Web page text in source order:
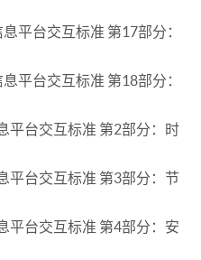
平台交互标准 第17部分：
平台交互标准 第18部分：
平台交互标准 第2部分：时
平台交互标准 第3部分：节
平台交互标准 第4部分：安